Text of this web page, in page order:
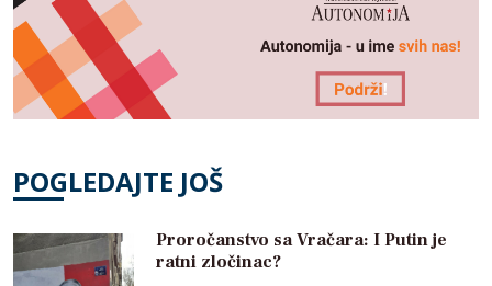
POGLEDAJTE JOŠ
Proročanstvo sa Vračara: I Putin je
ratni zločinac?